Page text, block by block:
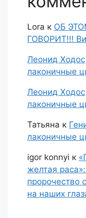
Lora к ОБ
ГОВОРИТ!!!
Леонид Ходос
лаконичные
Леонид Ходос
лаконичные
Татьяна к
лаконичные
igor konnyi к
желтая
пророчество
на наших